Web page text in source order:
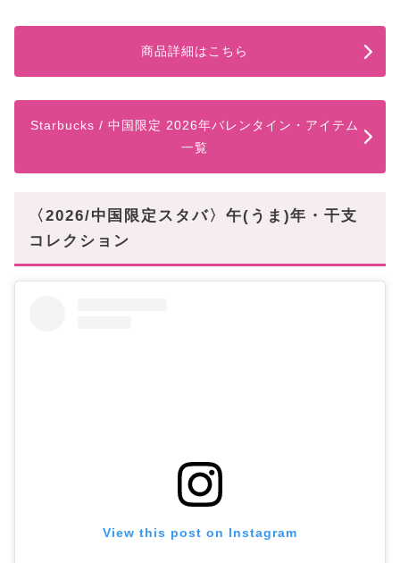
商品詳細はこちら
Starbucks / 中国限定 2026年バレンタイン・アイテム
一覧
〈2026/中国限定スタバ〉午(うま)年・干支
コレクション
View this post on Instagram